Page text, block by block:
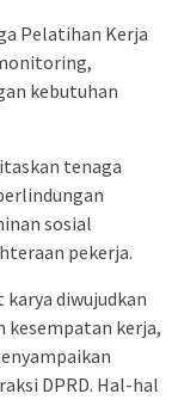
Pelatihan Kerja
kebutuhan
tenaga
sosial
pekerja.
karya diwujudkan
kesempatan kerja,
DPRD. Hal-hal